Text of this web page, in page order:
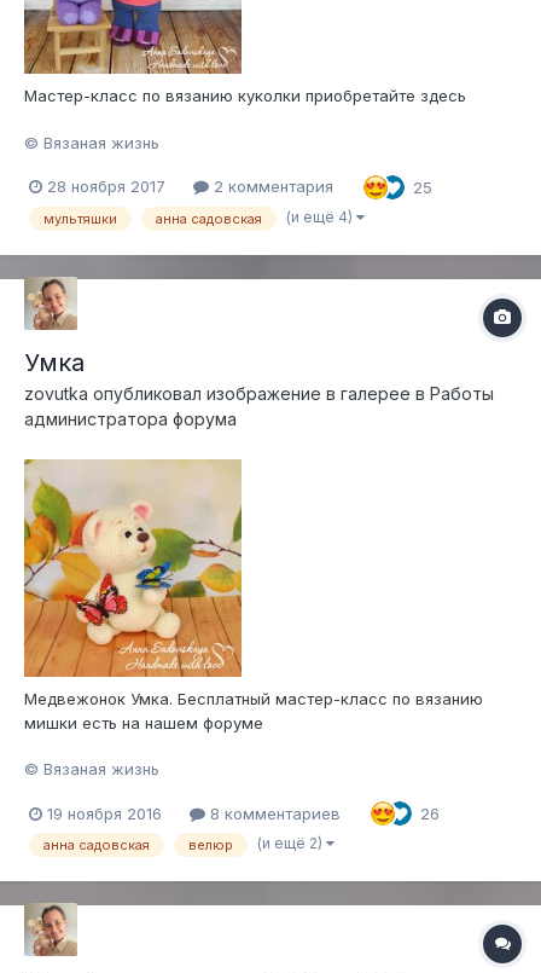
Мастер-класс по вязанию куколки приобретайте здесь
© Вязаная жизнь
28 ноября 2017 2 комментария 25
мультяшки анна садовская (и ещё 4)
Умка
zovutka опубликовал изображение в галерее в Работы
администратора форума
Медвежонок Умка. Бесплатный мастер-класс по вязанию
мишки есть на нашем форуме
© Вязаная жизнь
19 ноября 2016 8 комментариев 26
анна садовская велюр (и ещё 2)